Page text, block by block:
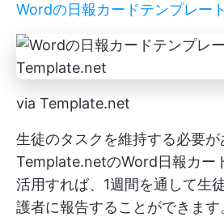
Wordの日報カードテンプレー
via Template.net
生徒のタスクを維持する必要が
Template.netのWord日報カー
活用すれば、1週間を通して生
護者に報告することができます